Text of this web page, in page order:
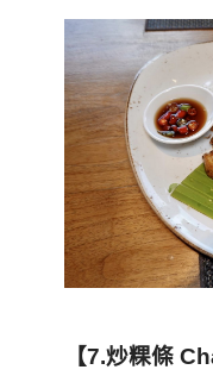
【7.炒粿條